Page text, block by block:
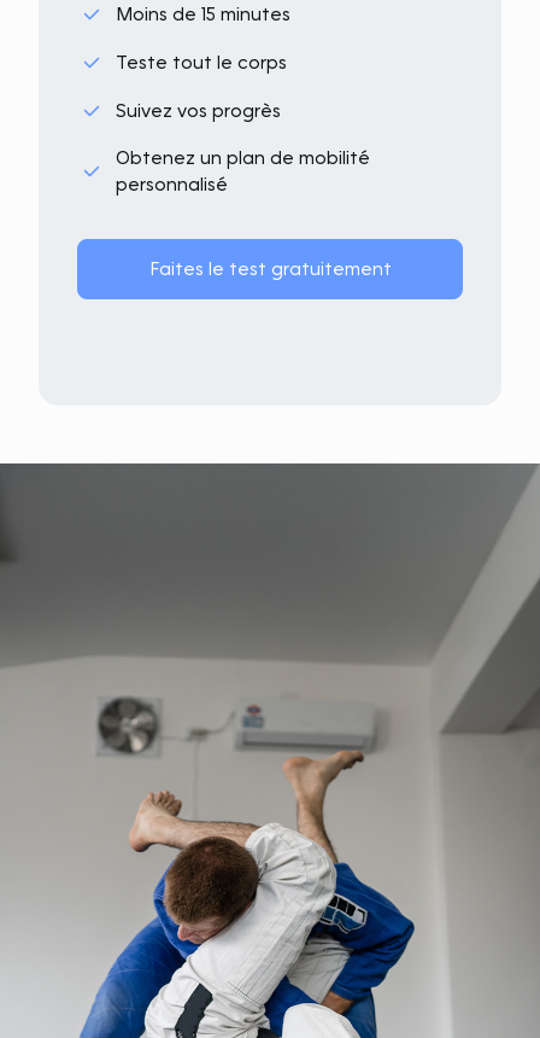
Moins de 15 minutes
Teste tout le corps
Suivez vos progrès
Obtenez un plan de mobilité
personnalisé
Faites le test gratuitement